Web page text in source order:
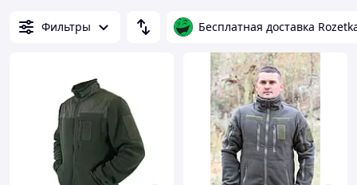
Фильтры Бесплатная доставка